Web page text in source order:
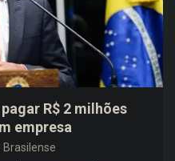
R$ 2 milhões
empresa
Brasilense